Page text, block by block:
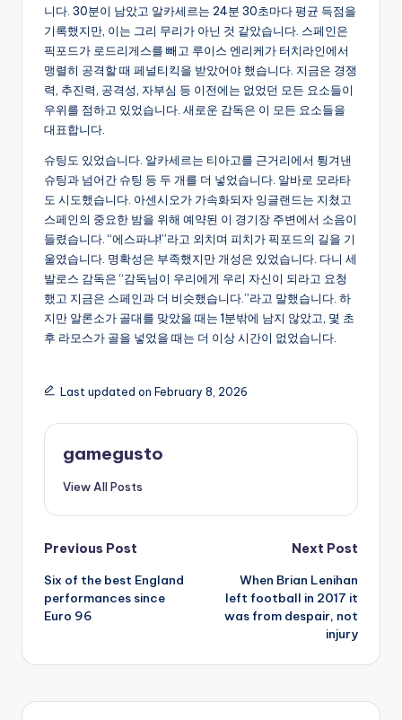
니다. 30분이 남았고 알카세르는 24분 30초마다 평균 득점을
기록했지만, 이는 그리 무리가 아닌 것 같았습니다. 스페인은
픽포드가 로드리게스를 빼고 루이스 엔리케가 터치라인에서
맹렬히 공격할 때 페널티킥을 받았어야 했습니다. 지금은 경쟁
력, 추진력, 공격성, 자부심 등 이전에는 없었던 모든 요소들이
우위를 점하고 있었습니다. 새로운 감독은 이 모든 요소들을
대표합니다.
슈팅도 있었습니다. 알카세르는 티아고를 근거리에서 튕겨낸
슈팅과 넘어간 슈팅 등 두 개를 더 넣었습니다. 알바로 모라타
도 시도했습니다. 아센시오가 가속화되자 잉글랜드는 지쳤고
스페인의 중요한 밤을 위해 예약된 이 경기장 주변에서 소음이
들렸습니다. “에스파냐!”라고 외치며 피치가 픽포드의 길을 기
울였습니다. 명확성은 부족했지만 개성은 있었습니다. 다니 세
발로스 감독은 “감독님이 우리에게 우리 자신이 되라고 요청
했고 지금은 스페인과 더 비슷했습니다.”라고 말했습니다. 하
지만 알론소가 골대를 맞았을 때는 1분밖에 남지 않았고, 몇 초
후 라모스가 골을 넣었을 때는 더 이상 시간이 없었습니다.
Last updated on February 8, 2026
gamegusto
View All Posts
Post
navigation
Previous Post
Six of the best England
performances since
Euro 96
Next Post
When Brian Lenihan
left football in 2017 it
was from despair, not
injury